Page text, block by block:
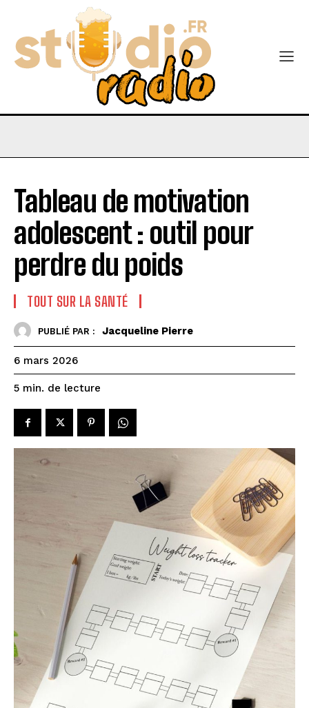
Tableau de motivation
adolescent : outil pour
perdre du poids
TOUT SUR LA SANTÉ
PUBLIÉ PAR : Jacqueline Pierre
6 mars 2026
5 min. de lecture